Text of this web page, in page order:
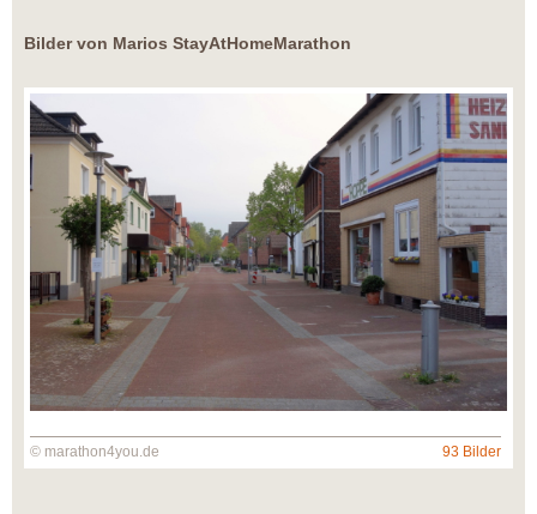
Bilder von Marios StayAtHomeMarathon
© marathon4you.de 93 Bilder